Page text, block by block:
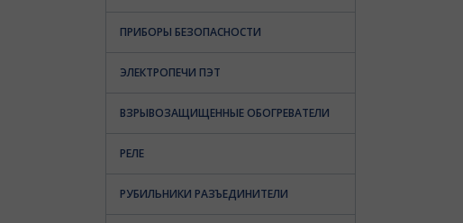
ПРИБОРЫ БЕЗОПАСНОСТИ
ЭЛЕКТРОПЕЧИ ПЭТ
ВЗРЫВОЗАЩИЩЕННЫЕ ОБОГРЕВАТЕЛИ
РЕЛЕ
РУБИЛЬНИКИ РАЗЪЕДИНИТЕЛИ